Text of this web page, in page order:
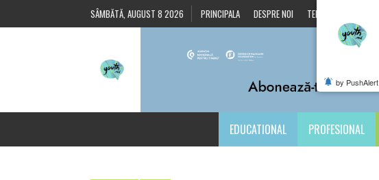
SÂMBĂTĂ, AUGUST 8 2026 PRINCIPALA DESPRE NOI TERMENI ȘI CONDIȚII
EDUCATIONAL PROFESIONAL
by PushAlert